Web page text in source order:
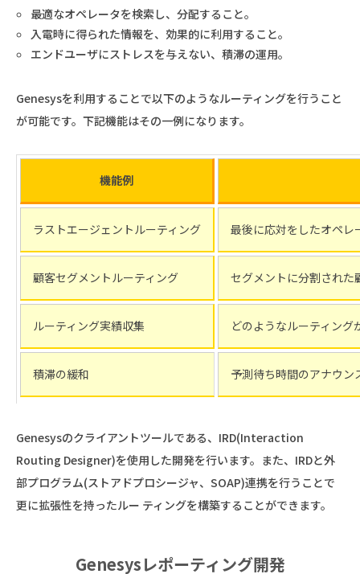
最適なオペレータを検索し、分配すること。
入電時に得られた情報を、効果的に利用すること。
エンドユーザにストレスを与えない、積滞の運用。
Genesysを利用することで以下のようなルーティングを行うこと
が可能です。下記機能はその一例になります。
機能例
ラストエージェントルーティング 最後に応対をしたオペレ
顧客セグメントルーティング セグメントに分割された
ルーティング実績収集 どのようなルーティン
積滞の緩和 予測待ち時間のアナウ
Genesysのクライアントツールである、IRD(Interaction
Routing Designer)を使用した開発を行います。また、IRDと外
部プログラム(ストアドプロシージャ、SOAP)連携を行うことで
更に拡張性を持ったルー ティングを構築することができます。
Genesysレポーティング開発